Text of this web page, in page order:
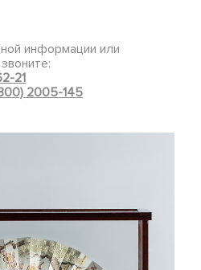
информации или
21
2005-145